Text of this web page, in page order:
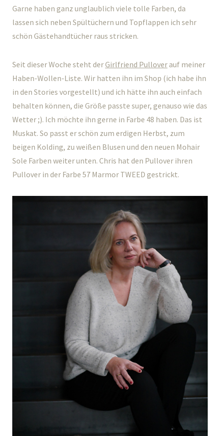
Garne haben ganz unglaublich viele tolle Farben, da
lassen sich neben Spültüchern und Topflappen ich sehr
schön Gästehandtücher raus stricken.
Seit dieser Woche steht derGirlfriend Pulloverauf meiner
Haben-Wollen-Liste. Wir hatten ihn im Shop (ich habe ihn
in den Stories vorgestellt) und ich hätte ihn auch einfach
behalten können, die Größe passte super, genauso wie das
Wetter ;). Ich möchte ihn gerne in Farbe 48 haben. Das ist
Muskat. So passt er schön zum erdigen Herbst, zum
beigen Kolding, zu weißen Blusen und den neuen Mohair
Sole Farben weiter unten. Chris hat den Pullover ihren
Pullover in der Farbe 57 Marmor TWEED gestrickt.